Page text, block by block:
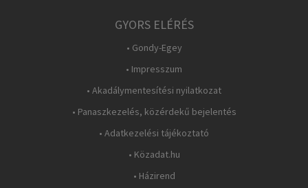
GYORS ELÉRÉS
• Gondy-Egey
• Impresszum
• Akadálymentesítési nyilatkozat
• Panaszkezelés, közérdekű bejelentés
• Adatkezelési tájékoztató
• Közadat.hu
• Házirend